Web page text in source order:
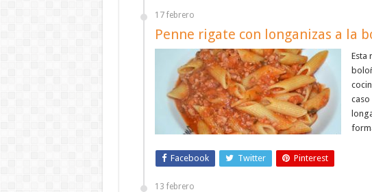
17 febrero
Penne rigate con longanizas a la
Esta
caso
Facebook Twitter Pinterest
13 febrero